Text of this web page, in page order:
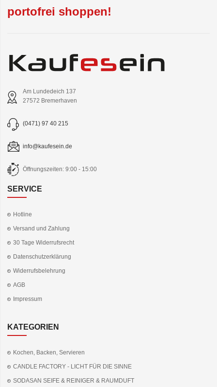
portofrei shoppen!
Am Lundedeich 137
27572 Bremerhaven
(0471) 97 40 215
info@kaufesein.de
Öffnungszeiten: 9:00 - 15:00
SERVICE
Hotline
Versand und Zahlung
30 Tage Widerrufsrecht
Datenschutzerklärung
Widerrufsbelehrung
AGB
Impressum
KATEGORIEN
Kochen, Backen, Servieren
CANDLE FACTORY - LICHT FÜR DIE SINNE
SODASAN SEIFE & REINIGER & RAUMDUFT